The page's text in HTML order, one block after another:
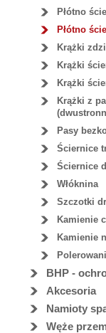
Płótno
Płótno
Krążki
Krążki
Krążki
Krążki z
Pasy
Ściernice
Ściernice
Włóknina
Szczotki
Kamienie
Kamienie
BHP -
Akcesoria
Namioty
Węże